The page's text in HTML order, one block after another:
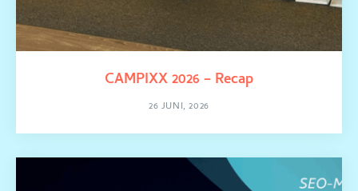
CAMPIXX 2026 – Recap
26 JUNI, 2026